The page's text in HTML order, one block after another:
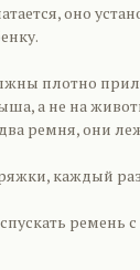
оно
плотно
а не на
ремня, они
каждый